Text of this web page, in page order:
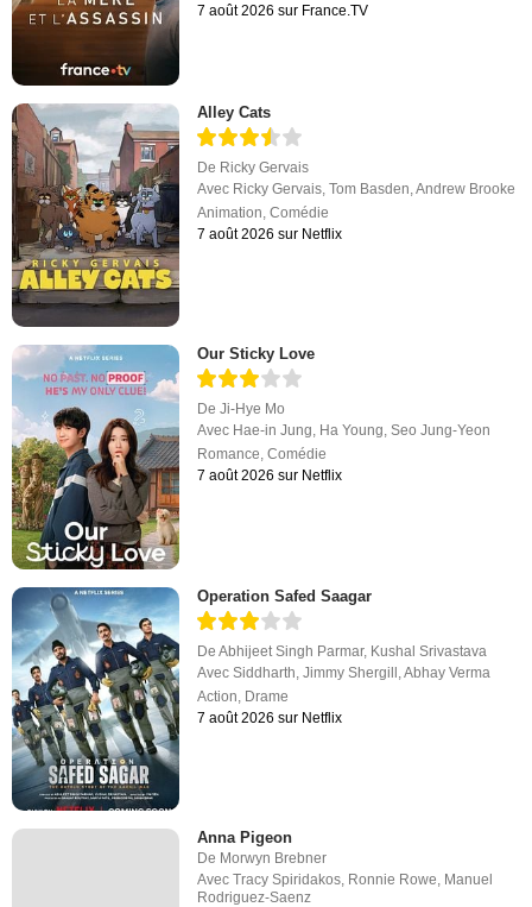
7 août 2026 sur France.TV
Alley Cats
De Ricky Gervais
Avec Ricky Gervais,Tom Basden,Andrew Brooke
Animation,Comédie
7 août 2026 sur Netflix
Our Sticky Love
DeJi-Hye Mo
Avec Hae-in Jung, Ha Young,Seo Jung-Yeon
Romance,Comédie
7 août 2026 sur Netflix
Operation Safed Saagar
DeAbhijeet Singh Parmar, Kushal Srivastava
AvecSiddharth ,Jimmy Shergill ,Abhay Verma
Action Drame
7 août 2026 sur Netflix
Anna Pigeon
De Morwyn Brebner
AvecTracy Spiridakos, Ronnie Rowe, Manuel
Rodriguez-Saenz